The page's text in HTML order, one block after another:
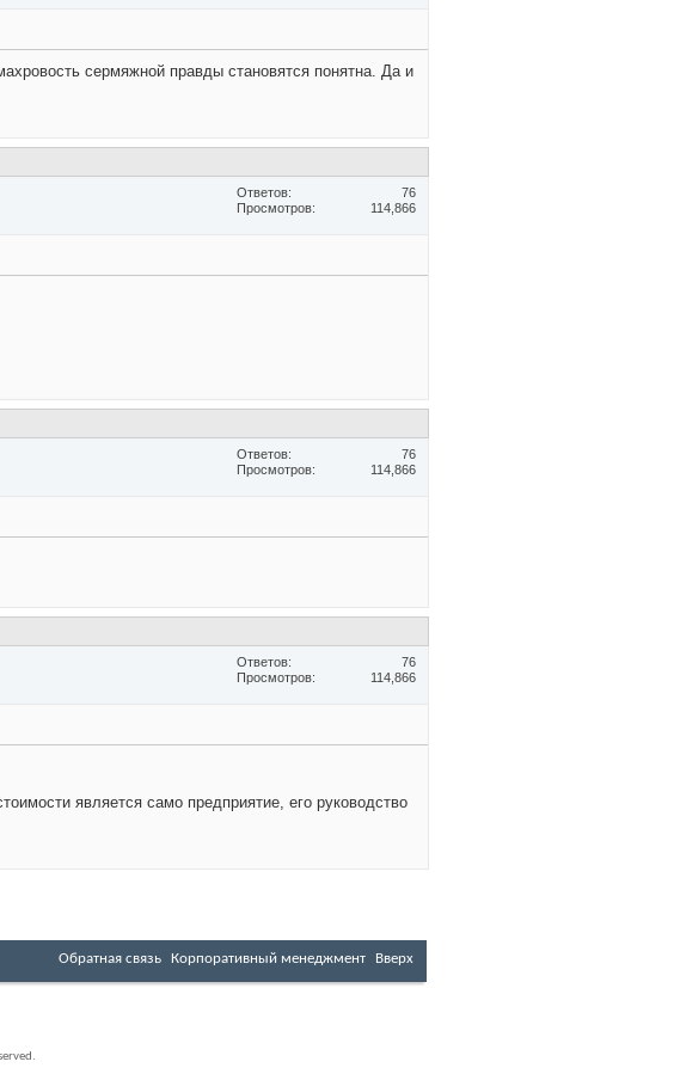
сермяжной правды становятся понятна. Да и
Ответов
76
Просмотров
114,866
Ответов
76
Просмотров
114,866
Ответов
76
Просмотров
114,866
является само предприятие, его руководство
Обратная связь Корпоративный менеджмент Вверх